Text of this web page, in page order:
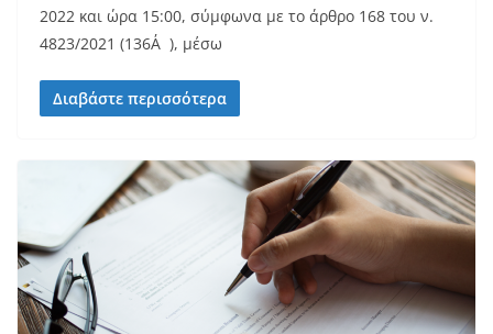
2022 και ώρα 15:00, σύμφωνα με το άρθρο 168 του ν.
4823/2021 (136Α΄), μέσω
Διαβάστε περισσότερα